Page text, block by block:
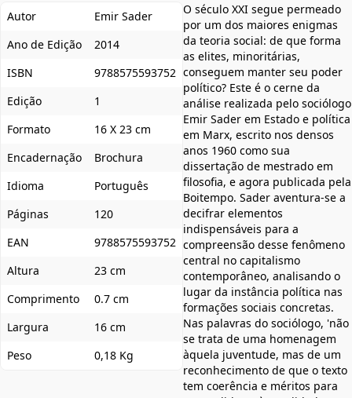
Autor
Emir Sader
Ano de Edição
2014
ISBN
9788575593752
Edição
1
Formato
16 X 23 cm
Encadernação
Brochura
Idioma
Português
Páginas
120
EAN
9788575593752
Altura
23 cm
Comprimento
0.7 cm
Largura
16 cm
Peso
0,18 Kg
O século XXI segue permeado
por um dos maiores enigmas
da teoria social: de que forma
as elites, minoritárias,
conseguem manter seu poder
político? Este é o cerne da
análise realizada pelo sociólogo
Emir Sader em Estado e política
em Marx, escrito nos densos
anos 1960 como sua
dissertação de mestrado em
filosofia, e agora publicada pela
Boitempo. Sader aventura-se a
decifrar elementos
indispensáveis para a
compreensão desse fenômeno
central no capitalismo
contemporâneo, analisando o
lugar da instância política nas
formações sociais concretas.
Nas palavras do sociólogo, 'não
se trata de uma homenagem
àquela juventude, mas de um
reconhecimento de que o texto
tem coerência e méritos para